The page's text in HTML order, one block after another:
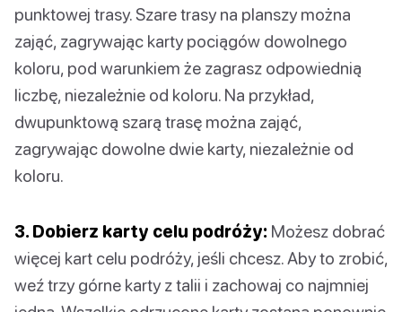
punktowej trasy. Szare trasy na planszy można
zająć, zagrywając karty pociągów dowolnego
koloru, pod warunkiem że zagrasz odpowiednią
liczbę, niezależnie od koloru. Na przykład,
dwupunktową szarą trasę można zająć,
zagrywając dowolne dwie karty, niezależnie od
koloru.
3. Dobierz karty celu podróży: Możesz dobrać
więcej kart celu podróży, jeśli chcesz. Aby to zrobić,
weź trzy górne karty z talii i zachowaj co najmniej